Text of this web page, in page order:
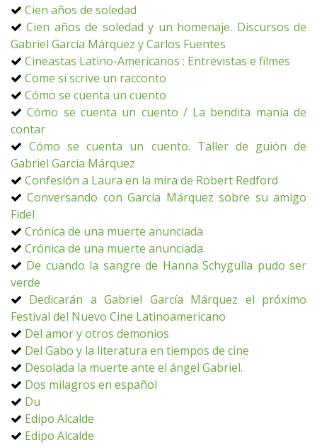
Cien años de soledad
Cien años de soledad y un homenaje. Discursos de
Gabriel García Márquez y Carlos Fuentes
Cineastas Latino-Americanos : Entrevistas e filmes
Come si scrive un racconto
Cómo se cuenta un cuento
Cómo se cuenta un cuento / La bendita manía de
contar
Cómo se cuenta un cuento. Taller de guión de
Gabriel García Márquez
Confesión a Laura en la mira de Robert Redford
Conversando con García Márquez sobre su amigo
Fidel
Crónica de una muerte anunciada
Crónica de una muerte anunciada.
De cuando la sangre de Hanna Schygulla pudo ser
verde
Dedicarán a Gabriel García Márquez el próximo
Festival del Nuevo Cine Latinoamericano
Del amor y otros demonios
Del Gabo y la literatura en tiempos de cine
Desolada la muerte ante el ángel Gabriel.
Dos milagros en español
Du
Edipo Alcalde
Edipo Alcalde